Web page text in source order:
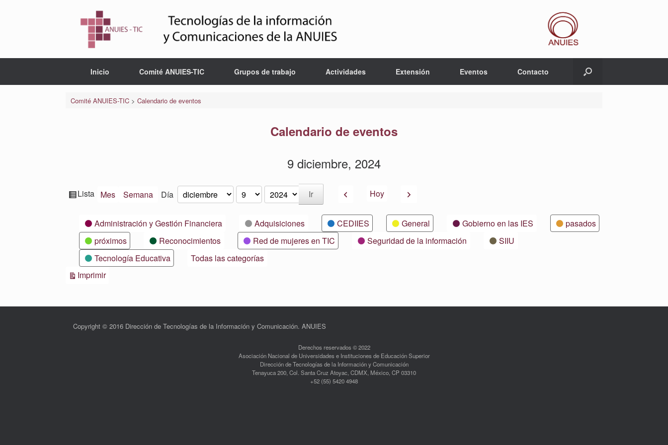
Inicio Comité ANUIES-TIC Grupos de trabajo Actividades Extensión Eventos Contacto
Comité ANUIES-TIC> Calendario de eventos
Calendario de eventos
9 diciembre, 2024
Ver
Lista Mes Semana Día Mes
Día
Año AnteriorHoy Siguiente
CategoríasAdministración y Gestión Financiera Adquisiciones CEDIIES General Gobierno en las IES
pasados
próximos
Reconocimientos Red de mujeres en TIC Seguridad de la información
SIIU
Tecnología Educativa
Todas las categorías
ImprimirVistas
Copyright © 2016 Dirección de Tecnologías de la Información y Comunicación. ANUIES
Derechos reservados © 2022
Asociación Nacional de Universidades e Instituciones de Educación Superior
Dirección de Tecnologías de la Información y Comunicación
Tenayuca 200, Col. Santa Cruz Atoyac, CDMX, México, CP 03310
+52 (55) 5420 4948